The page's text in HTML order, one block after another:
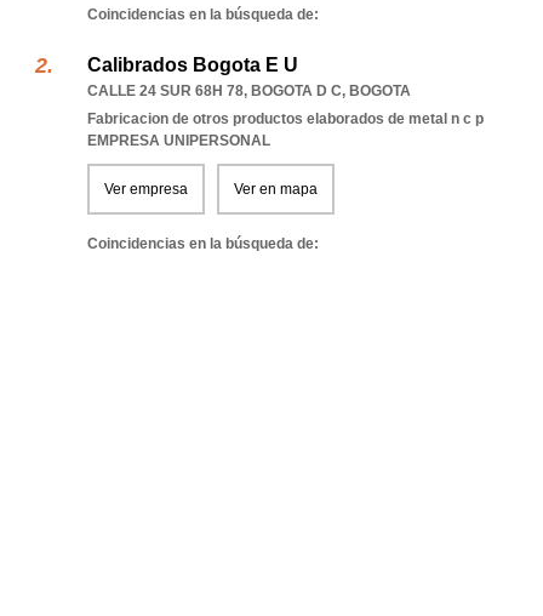
Coincidencias en la búsqueda de:
Calibrados Bogota E U
CALLE 24 SUR 68H 78, BOGOTA D C, BOGOTA
Fabricacion de otros productos elaborados de metal n c p
EMPRESA UNIPERSONAL
Ver empresa Ver en mapa
Coincidencias en la búsqueda de: